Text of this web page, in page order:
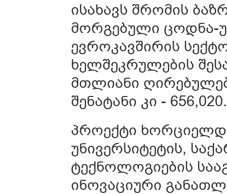
ისახავს შრომის
მორგებული ცოდნა-
ევროკავშირის
ხელშეკრულების
მთლიანი
შენატანი კი -
პროექტი
უნივერსიტეტის,
ტექნოლოგიების
ინოვაციური